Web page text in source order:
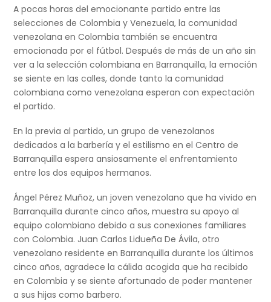
A pocas horas del emocionante partido entre las
selecciones de Colombia y Venezuela, la comunidad
venezolana en Colombia también se encuentra
emocionada por el fútbol. Después de más de un año sin
ver a la selección colombiana en Barranquilla, la emoción
se siente en las calles, donde tanto la comunidad
colombiana como venezolana esperan con expectación
el partido.
En la previa al partido, un grupo de venezolanos
dedicados a la barbería y el estilismo en el Centro de
Barranquilla espera ansiosamente el enfrentamiento
entre los dos equipos hermanos.
Ángel Pérez Muñoz, un joven venezolano que ha vivido en
Barranquilla durante cinco años, muestra su apoyo al
equipo colombiano debido a sus conexiones familiares
con Colombia. Juan Carlos Lidueña De Ávila, otro
venezolano residente en Barranquilla durante los últimos
cinco años, agradece la cálida acogida que ha recibido
en Colombia y se siente afortunado de poder mantener
a sus hijas como barbero.